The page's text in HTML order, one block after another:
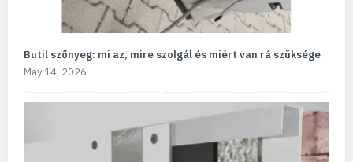
Butil szőnyeg: mi az, mire szolgál és miért van rá szüksége
May 14, 2026